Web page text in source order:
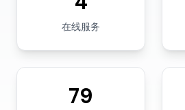
在线服务
79